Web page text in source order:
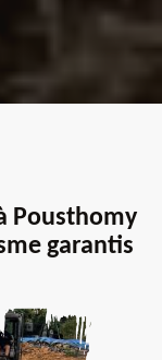
Pousthomy
garantis